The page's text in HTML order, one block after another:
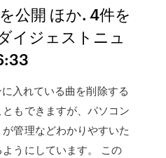
公開 ほか. 4件を
イジェストニュ
入れている曲を削除する
もできますが、パソコン
管理などわかりやすいた
うにしています。 この